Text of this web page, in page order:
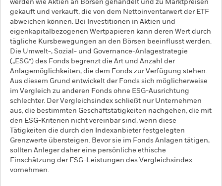
werden wie Aktien an Börsen gehandelt und zu Marktpreisen
gekauft und verkauft, die von dem Nettoinventarwert der ETF
abweichen können. Bei Investitionen in Aktien und
eigenkapitalbezogenen Wertpapieren kann deren Wert durch
tägliche Kursbewegungen an den Börsen beeinflusst werden.
Die Umwelt-, Sozial- und Governance-Anlagestrategie
(„ESG“) des Fonds begrenzt die Art und Anzahl der
Anlagemöglichkeiten, die dem Fonds zur Verfügung stehen.
Aus diesem Grund entwickelt der Fonds sich möglicherweise
im Vergleich zu anderen Fonds ohne ESG-Ausrichtung
schlechter. Der Vergleichsindex schließt nur Unternehmen
aus, die bestimmten Geschäftstätigkeiten nachgehen, die mit
den ESG-Kriterien nicht vereinbar sind, wenn diese
Tätigkeiten die durch den Indexanbieter festgelegten
Grenzwerte übersteigen. Bevor sie im Fonds Anlagen tätigen,
sollten Anleger daher eine persönliche ethische
Einschätzung der ESG-Leistungen des Vergleichsindex
vornehmen.